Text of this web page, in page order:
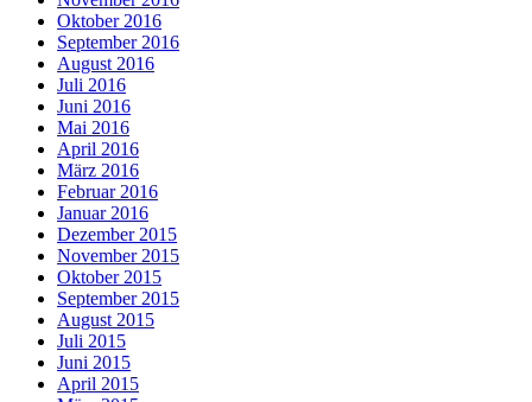
Oktober 2016
September 2016
August 2016
Juli 2016
Juni 2016
Mai 2016
April 2016
März 2016
Februar 2016
Januar 2016
Dezember 2015
November 2015
Oktober 2015
September 2015
August 2015
Juli 2015
Juni 2015
April 2015